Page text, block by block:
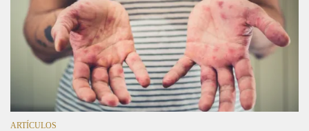
ARTÍCULOS